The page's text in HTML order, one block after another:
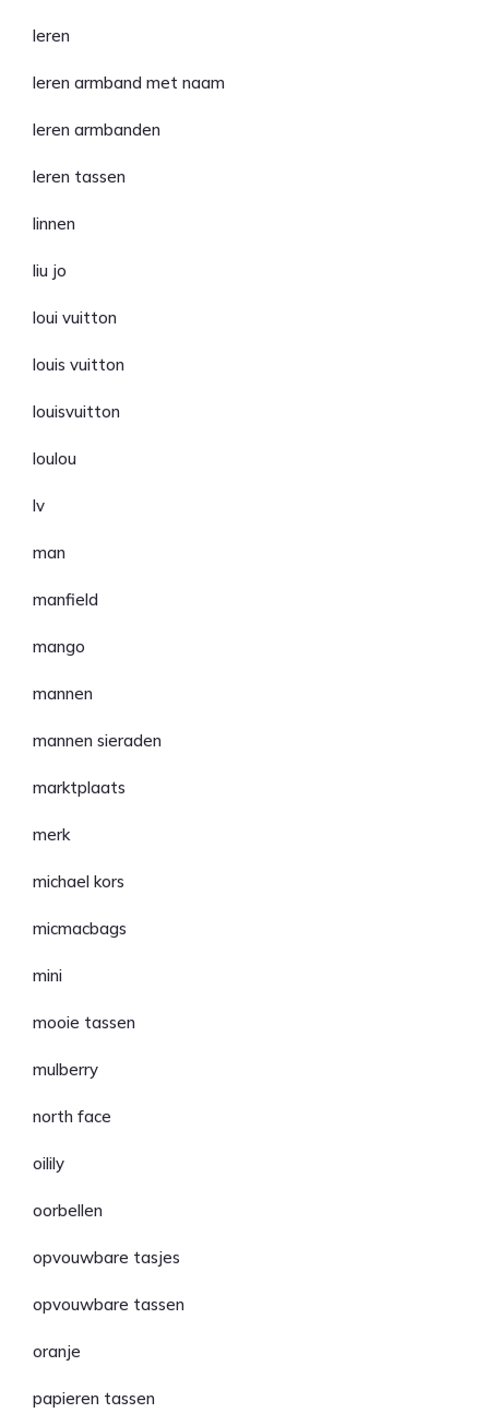
leren
leren armband met naam
leren armbanden
leren tassen
linnen
liu jo
loui vuitton
louis vuitton
louisvuitton
loulou
lv
man
manfield
mango
mannen
mannen sieraden
marktplaats
merk
michael kors
micmacbags
mini
mooie tassen
mulberry
north face
oilily
oorbellen
opvouwbare tasjes
opvouwbare tassen
oranje
papieren tassen